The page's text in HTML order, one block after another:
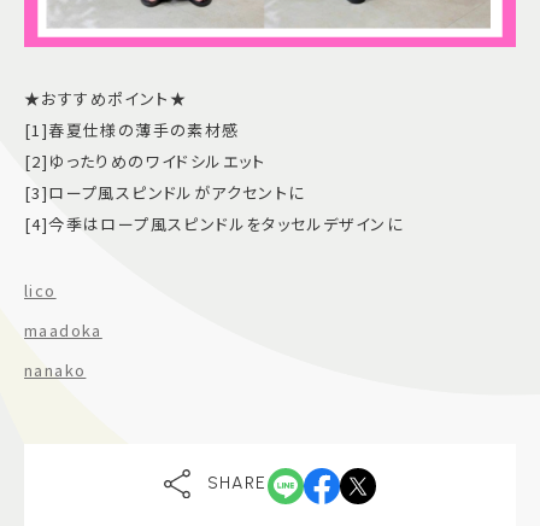
★おすすめポイント★
[1]春夏仕様の薄手の素材感
[2]ゆったりめのワイドシルエット
[3]ロープ風スピンドルがアクセントに
[4]今季はロープ風スピンドルをタッセルデザインに
lico
maadoka
nanako
SHARE